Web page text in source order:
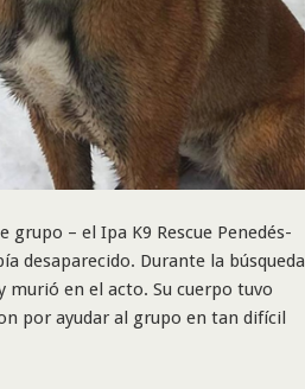
– el Ipa K9 Rescue Penedés-
desaparecido. Durante la búsqueda
murió en el acto. Su cuerpo tuvo
por ayudar al grupo en tan difícil